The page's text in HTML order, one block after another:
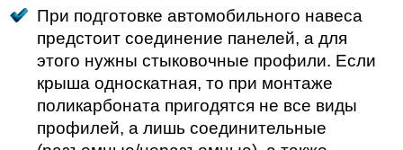
При подготовке автомобильного навеса
предстоит соединение панелей, а для
этого нужны стыковочные профили. Если
крыша односкатная, то при монтаже
поликарбоната пригодятся не все виды
профилей, а лишь соединительные